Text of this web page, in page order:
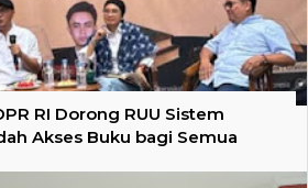
RI Dorong RUU Sistem
Akses Buku bagi Semua